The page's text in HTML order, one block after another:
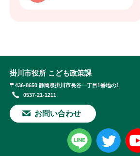
掛川市役所 こども政策課
〒436-8650 静岡県掛川市長谷一丁目1番地の1
0537-21-1211
お問い合わせ